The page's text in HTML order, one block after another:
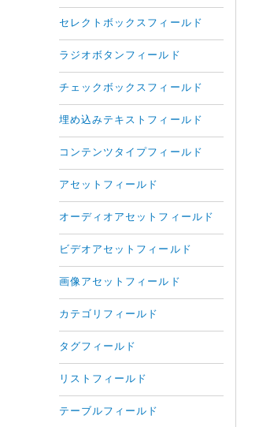
セレクトボックスフィールド
ラジオボタンフィールド
チェックボックスフィールド
埋め込みテキストフィールド
コンテンツタイプフィールド
アセットフィールド
オーディオアセットフィールド
ビデオアセットフィールド
画像アセットフィールド
カテゴリフィールド
タグフィールド
リストフィールド
テーブルフィールド